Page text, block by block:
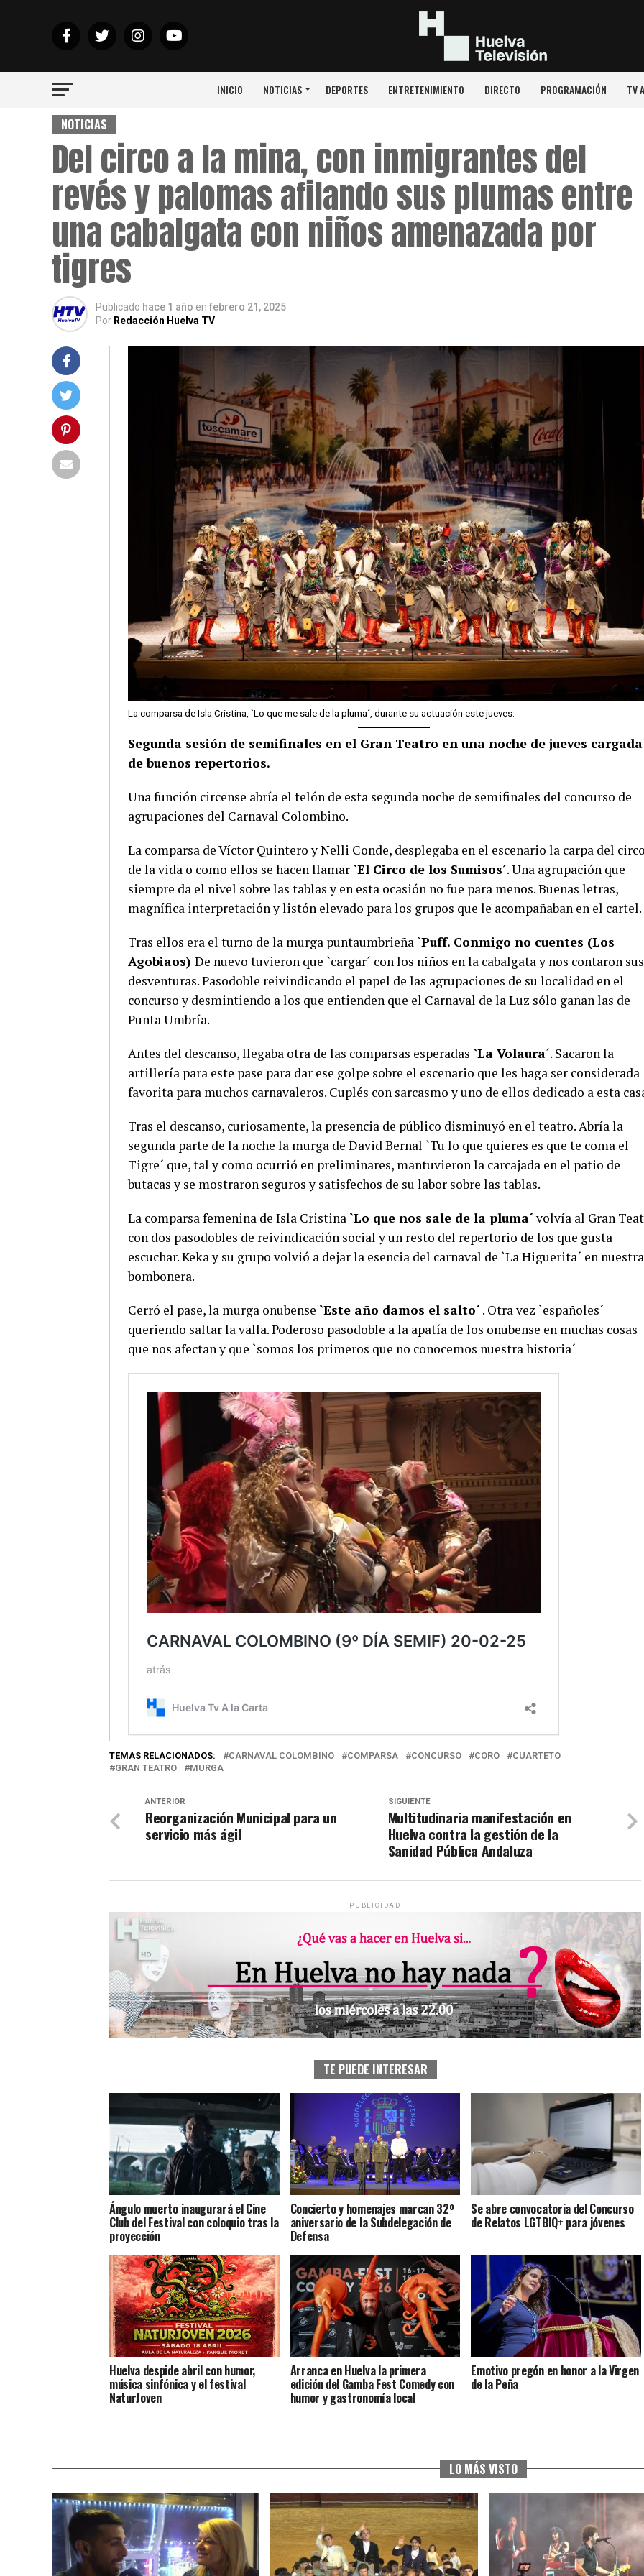
INICIO NOTICIAS DEPORTES ENTRETENIMIENTO DIRECTO PROGRAMACIÓN TV
NOTICIAS
Del circo a la mina, con inmigrantes del
revés y palomas afilando sus plumas entre
una cabalgata con niños amenazada por
tigres
Publicado hace 1 año en febrero 21, 2025
Por Redacción Huelva TV
La comparsa de Isla Cristina, `Lo que me sale de la pluma´, durante su actuación este jueves.
Segunda sesión de semifinales en el Gran Teatro en una noche de jueves cargada
de buenos repertorios.
Una función circense abría el telón de esta segunda noche de semifinales del concurso de
agrupaciones del Carnaval Colombino.
La comparsa de Víctor Quintero y Nelli Conde, desplegaba en el escenario la carpa del circo
de la vida o como ellos se hacen llamar `El Circo de los Sumisos´. Una agrupación que
siempre da el nivel sobre las tablas y en esta ocasión no fue para menos. Buenas letras,
magnífica interpretación y listón elevado para los grupos que le acompañaban en el cartel.
Tras ellos era el turno de la murga puntaumbrieña `Puff. Conmigo no cuentes (Los
Agobiaos) De nuevo tuvieron que `cargar´ con los niños en la cabalgata y nos contaron sus
desventuras. Pasodoble reivindicando el papel de las agrupaciones de su localidad en el
concurso y desmintiendo a los que entienden que el Carnaval de la Luz sólo ganan las de
Punta Umbría.
Antes del descanso, llegaba otra de las comparsas esperadas `La Volaura´. Sacaron la
artillería para este pase para dar ese golpe sobre el escenario que les haga ser considerada
favorita para muchos carnavaleros. Cuplés con sarcasmo y uno de ellos dedicado a esta
Tras el descanso, curiosamente, la presencia de público disminuyó en el teatro. Abría la
segunda parte de la noche la murga de David Bernal `Tu lo que quieres es que te coma el
Tigre´ que, tal y como ocurrió en preliminares, mantuvieron la carcajada en el patio de
butacas y se mostraron seguros y satisfechos de su labor sobre las tablas.
La comparsa femenina de Isla Cristina `Lo que nos sale de la pluma´ volvía al Gran
con dos pasodobles de reivindicación social y un resto del repertorio de los que gusta
escuchar. Keka y su grupo volvió a dejar la esencia del carnaval de `La Higuerita´ en nuestra
bombonera.
Cerró el pase, la murga onubense `Este año damos el salto´ . Otra vez `españoles´
queriendo saltar la valla. Poderoso pasodoble a la apatía de los onubense en muchas cosas
que nos afectan y que `somos los primeros que no conocemos nuestra historia´
TEMAS RELACIONADOS: CARNAVAL COLOMBINO COMPARSA CONCURSO CORO
CUARTETO
GRAN TEATRO
MURGA
SIGUIENTE
Multitudinaria manifestación en
Huelva contra la gestión de la
Sanidad Pública Andaluza
ANTERIOR
Reorganización Municipal para un
servicio más ágil
PUBLICIDAD
TE PUEDE INTERESAR
Ángulo muerto inaugurará el Cine
Club del Festival con coloquio tras la
proyección
Concierto y homenajes marcan 32º
aniversario de la Subdelegación de
Defensa
Se abre convocatoria del Concurso
de Relatos LGTBIQ+ para jóvenes
Huelva despide abril con humor,
música sinfónica y el festival
NaturJoven
Arranca en Huelva la primera
edición del Gamba Fest Comedy con
humor y gastronomía local
Emotivo pregón en honor a la Virgen
de la Peña
LO MÁS VISTO